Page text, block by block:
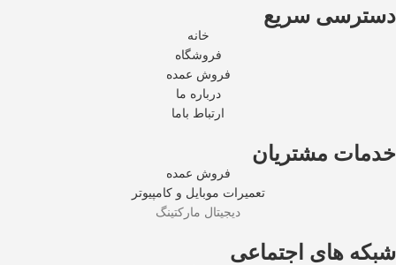
دسترسی سریع
خانه
فروشگاه
فروش عمده
درباره ما
ارتباط باما
خدمات مشتریان
فروش عمده
تعمیرات موبایل و کامپیوتر
دیجیتال مارکتینگ
شبکه های اجتماعی